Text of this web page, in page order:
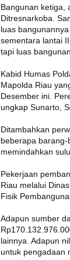
Bangunan ketiga,
Ditresnarkoba.
luas
sementara lantai
tapi luas
Kabid Humas
Mapolda Riau
Desember ini.
ungkap Sunarto,
Ditambahkan
beberapa
memindahkan
Pekerjaan
Riau melalui
Fisik
Adapun sumber
lainnya. Adapun
untuk pengadaan